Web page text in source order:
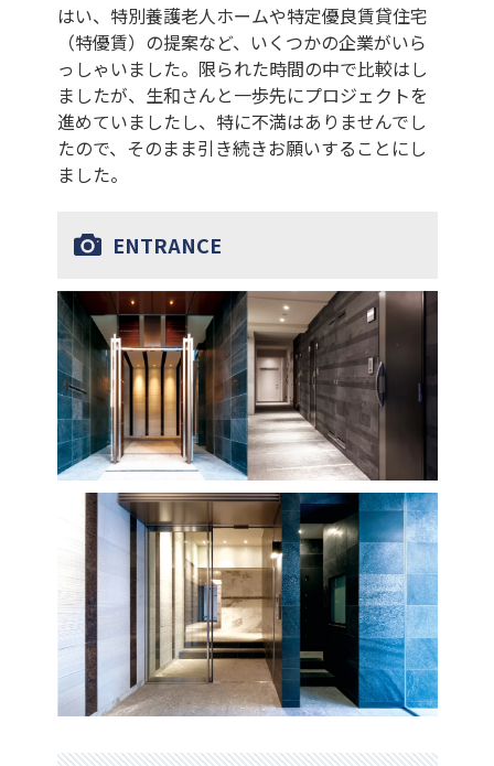
はい、特別養護老人ホームや特定優良賃貸住宅
（特優賃）の提案など、いくつかの企業がいら
っしゃいました。限られた時間の中で比較はし
ましたが、生和さんと一歩先にプロジェクトを
進めていましたし、特に不満はありませんでし
たので、そのまま引き続きお願いすることにし
ました。
ENTRANCE